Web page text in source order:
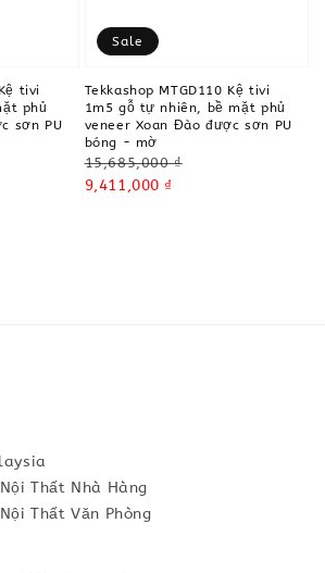
tivi
phủ
sơn PU
Sale
Tekkashop MTGD110 Kệ tivi
1m5 gỗ tự nhiên, bề mặt phủ
veneer Xoan Đào được sơn PU
bóng - mờ
Regular
price
15,685,000 ₫
Sale
9,411,000 ₫
Thất Nhà Hàng
Thất Văn Phòng